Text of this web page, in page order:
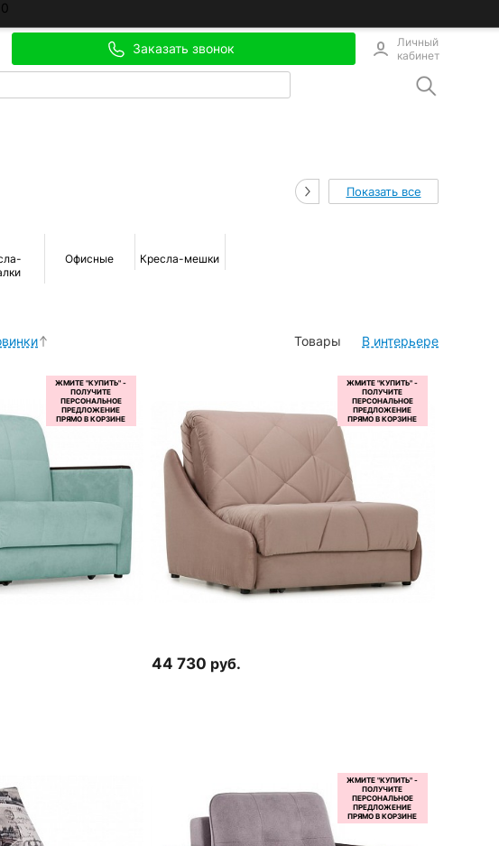
0
Заказать звонок
Личный
кабинет
Показать все
Офисные Кресла-мешки
Товары В интерьере
44 730 руб.